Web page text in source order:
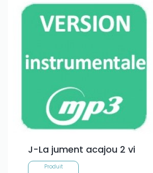
J-La jument acajou 2 vi
Produit